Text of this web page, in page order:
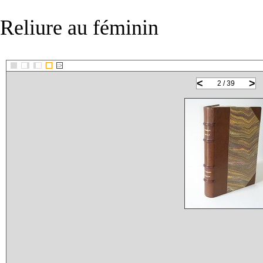
Reliure au féminin
::>
< >
2 / 39